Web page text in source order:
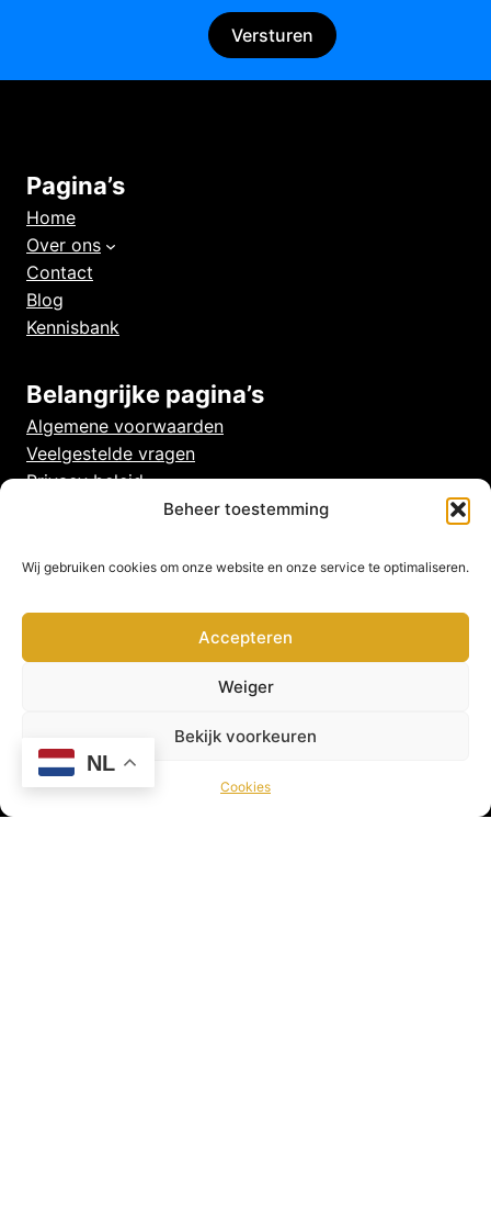
Beheer toestemming
Wij gebruiken cookies om onze website en onze service te optimaliseren.
Accepteren
Weiger
Bekijk voorkeuren
Cookies
Versturen
Pagina’s
Home
Over ons
Contact
Blog
Kennisbank
Belangrijke pagina’s
Algemene voorwaarden
Veelgestelde vragen
Privacy beleid
Viswereld is hét online platform voor de sportvisser!
Hier vind je leuke artikelen, gave video’s, nieuws en
NL